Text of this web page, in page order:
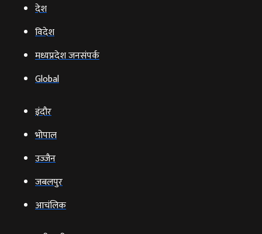
देश
विदेश
मध्यप्रदेश जनसंपर्क
Global
इंदौर
भोपाल
उज्‍जैन
जबलपुर
आचंलिक